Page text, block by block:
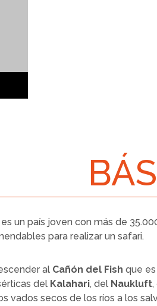
es un país joven con más de
para realizar un safari.
al Cañón del Fish que
del Kalahari, del Naukluft,
vados secos de los ríos a los